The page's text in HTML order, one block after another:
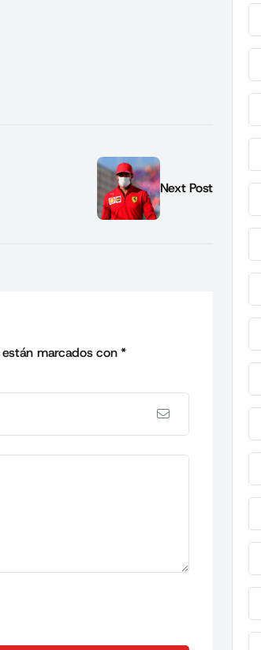
Next Post
marcados con*